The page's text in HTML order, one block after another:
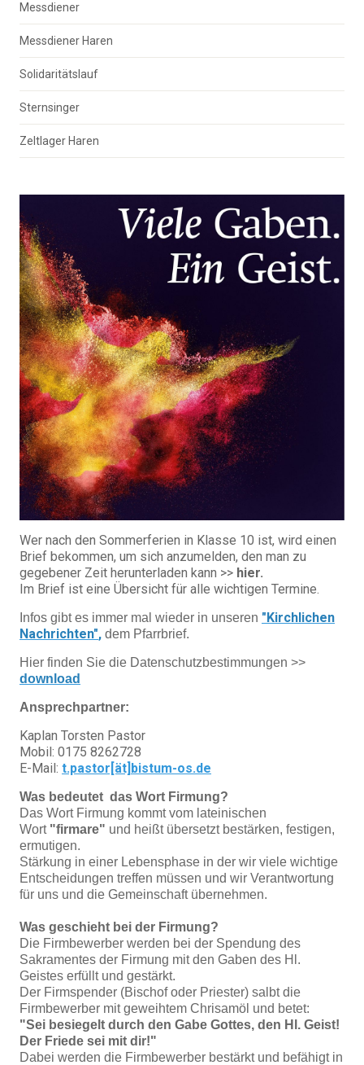
Messdiener
Messdiener Haren
Solidaritätslauf
Sternsinger
Zeltlager Haren
Wer nach den Sommerferien in Klasse 10 ist, wird einen
Brief bekommen, um sich anzumelden, den man zu
gegebener Zeit herunterladen kann >> hier.
Im Brief ist eine Übersicht für alle wichtigen Termine.
Infos gibt es immer mal wieder in unseren "Kirchlichen
Nachrichten", dem Pfarrbrief.
Hier finden Sie die Datenschutzbestimmungen >>
download
Ansprechpartner:
Kaplan Torsten Pastor
Mobil: 0175 8262728
E-Mail: t.pastor[ät]bistum-os.de
Was bedeutet das Wort Firmung?
Das Wort Firmung kommt vom lateinischen
Wort "firmare" und heißt übersetzt bestärken, festigen,
ermutigen.
Stärkung in einer Lebensphase in der wir viele wichtige
Entscheidungen treffen müssen und wir Verantwortung
für uns und die Gemeinschaft übernehmen.
Was geschieht bei der Firmung?
Die Firmbewerber werden bei der Spendung des
Sakramentes der Firmung mit den Gaben des Hl.
Geistes erfüllt und gestärkt.
Der Firmspender (Bischof oder Priester) salbt die
Firmbewerber mit geweihtem Chrisamöl und betet:
"Sei besiegelt durch den Gabe Gottes, den Hl. Geist!
Der Friede sei mit dir!"
Dabei werden die Firmbewerber bestärkt und befähigt in